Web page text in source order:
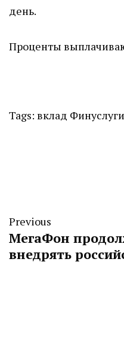
день.
Проценты
Tags: вклад Финуслуги
Previous
МегаФон
внедрять